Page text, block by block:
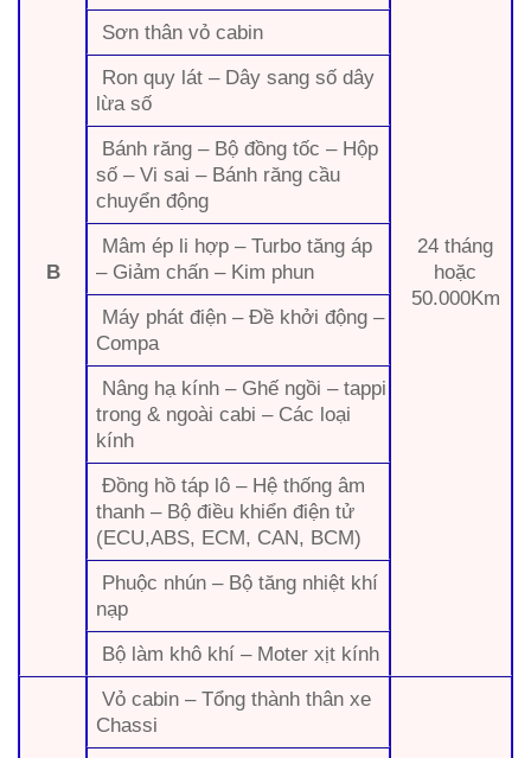
B
24 tháng
hoặc
50.000Km
Sơn thân vỏ cabin
Ron quy lát – Dây sang số dây
lừa số
Bánh răng – Bộ đồng tốc – Hộp
số – Vi sai – Bánh răng cầu
chuyển động
Mâm ép li hợp – Turbo tăng áp
– Giảm chấn – Kim phun
Máy phát điện – Đề khởi động –
Compa
Nâng hạ kính – Ghế ngồi – tappi
trong & ngoài cabi – Các loại
kính
Đồng hồ táp lô – Hệ thống âm
thanh – Bộ điều khiển điện tử
(ECU,ABS, ECM, CAN, BCM)
Phuộc nhún – Bộ tăng nhiệt khí
nạp
Bộ làm khô khí – Moter xịt kính
Vỏ cabin – Tổng thành thân xe
Chassi